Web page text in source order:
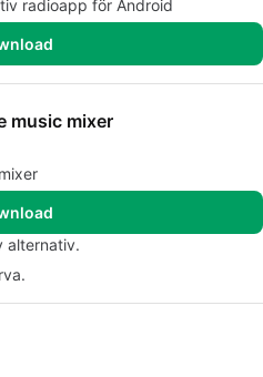
radioapp för Android
music mixer
alternativ.